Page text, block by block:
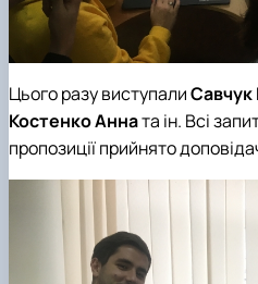
Цього разу виступали
Костенко Анната ін. Всі
пропозиції прийнято